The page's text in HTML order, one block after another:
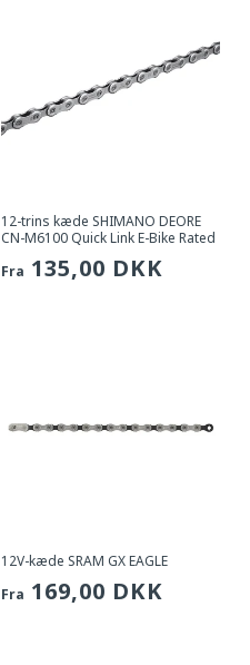
12-trins kæde SHIMANO DEORE
CN-M6100 Quick Link E-Bike Rated
Sædvanlig
Fra 135,00 DKK
12V-kæde SRAM GX EAGLE
Sædvanlig
Fra 169,00 DKK